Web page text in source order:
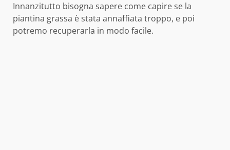
Innanzitutto bisogna sapere come capire se la
piantina grassa è stata annaffiata troppo, e poi
potremo recuperarla in modo facile.